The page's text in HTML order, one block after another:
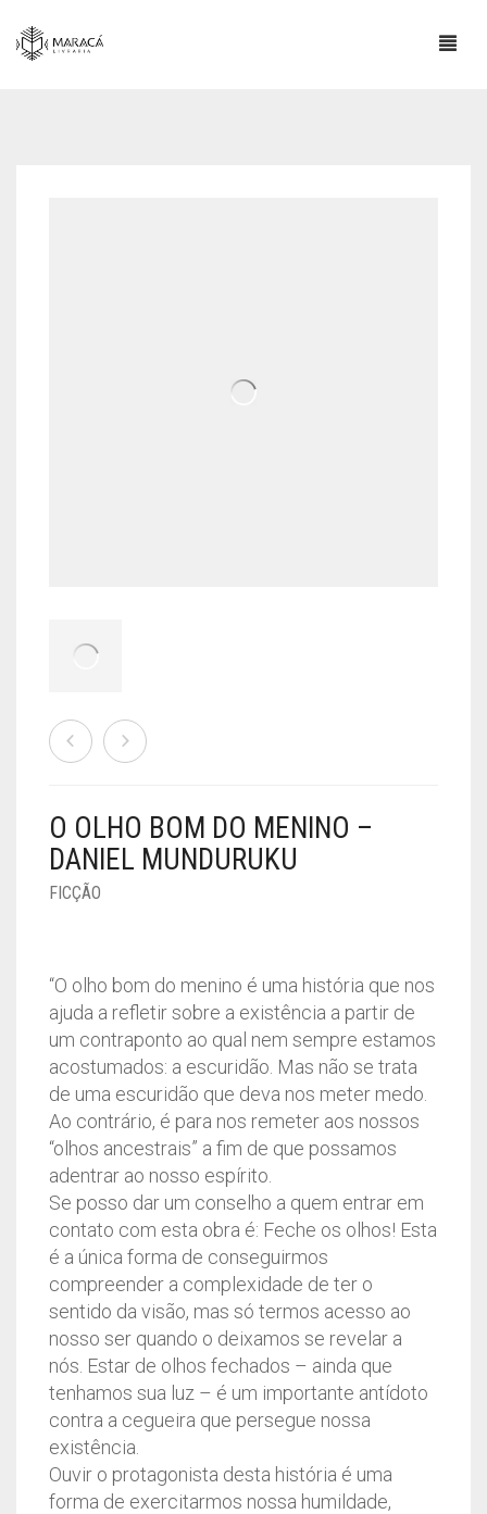
O OLHO BOM DO MENINO –
DANIEL MUNDURUKU
FICÇÃO
“O olho bom do menino é uma história que nos
ajuda a refletir sobre a existência a partir de
um contraponto ao qual nem sempre estamos
acostumados: a escuridão. Mas não se trata
de uma escuridão que deva nos meter medo.
Ao contrário, é para nos remeter aos nossos
“olhos ancestrais” a fim de que possamos
adentrar ao nosso espírito.
Se posso dar um conselho a quem entrar em
contato com esta obra é: Feche os olhos! Esta
é a única forma de conseguirmos
compreender a complexidade de ter o
sentido da visão, mas só termos acesso ao
nosso ser quando o deixamos se revelar a
nós. Estar de olhos fechados – ainda que
tenhamos sua luz – é um importante antídoto
contra a cegueira que persegue nossa
existência.
Ouvir o protagonista desta história é uma
forma de exercitarmos nossa humildade,